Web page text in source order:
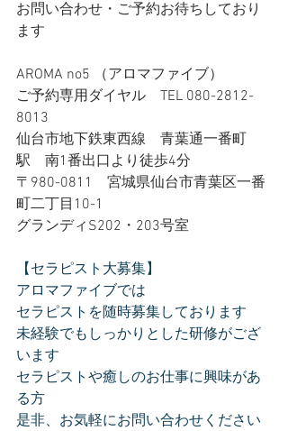
お問い合わせ・ご予約お待ちしており
ます
AROMA no5 （アロマファイブ）
ご予約専用ダイヤル　TEL 080-2812-
8013
仙台市地下鉄東西線　青葉通一番町
駅　南1番出口より徒歩4分
〒980-0811　宮城県仙台市青葉区一番
町二丁目10-1
グランディS202・203号室
【セラピスト大募集】
アロマファイブでは
セラピストを随時募集しております
未経験でもしっかりとした研修がござ
います
セラピストや癒しのお仕事に興味があ
る方
是非、お気軽にお問い合わせください